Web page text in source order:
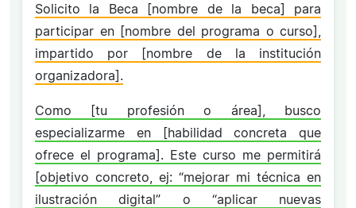
Solicito la Beca [nombre de la beca] para
participar en [nombre del programa o curso],
impartido por [nombre de la institución
organizadora].
Como [tu profesión o área], busco
especializarme en [habilidad concreta que
ofrece el programa]. Este curso me permitirá
[objetivo concreto, ej: “mejorar mi técnica en
ilustración digital” o “aplicar nuevas